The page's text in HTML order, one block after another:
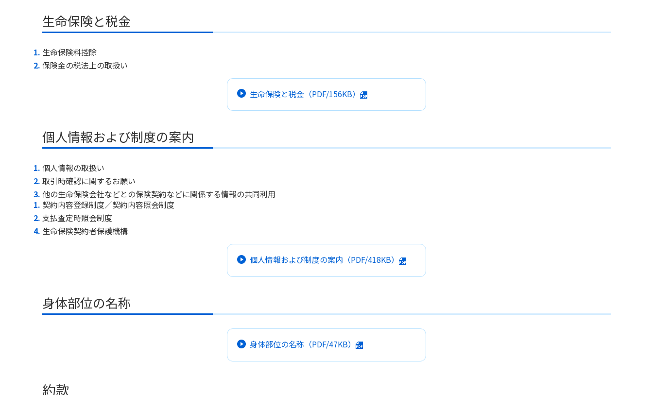
生命保険と税金
生命保険料控除
保険金の税法上の取扱い
生命保険と税金 （PDF/156KB）
個人情報および制度の案内
個人情報の取扱い
取引時確認に関するお願い
他の生命保険会社などとの保険契約などに関係する情報の共同利用
契約内容登録制度／契約内容照会制度
支払査定時照会制度
生命保険契約者保護機構
個人情報および制度の案内 （PDF/418KB）
身体部位の名称
身体部位の名称 （PDF/47KB）
約款